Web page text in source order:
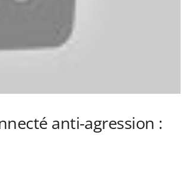
anti-agression :